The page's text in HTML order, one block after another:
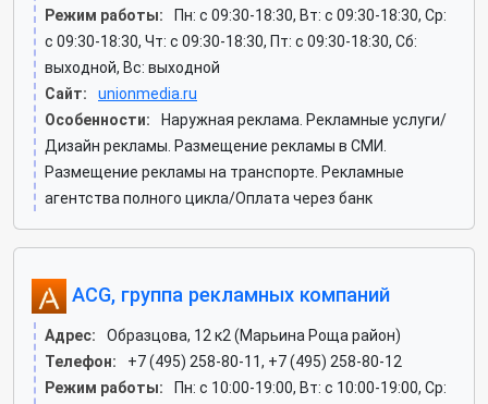
Режим работы:
Пн: c 09:30-18:30, Вт: c 09:30-18:30, Ср:
c 09:30-18:30, Чт: c 09:30-18:30, Пт: c 09:30-18:30, Сб:
выходной, Вс: выходной
Сайт:
unionmedia.ru
Особенности:
Наружная реклама. Рекламные услуги/
Дизайн рекламы. Размещение рекламы в СМИ.
Размещение рекламы на транспорте. Рекламные
агентства полного цикла/Оплата через банк
ACG, группа рекламных компаний
Адрес:
Образцова, 12 к2 (Марьина Роща район)
Телефон:
+7 (495) 258-80-11, +7 (495) 258-80-12
Режим работы:
Пн: c 10:00-19:00, Вт: c 10:00-19:00, Ср: